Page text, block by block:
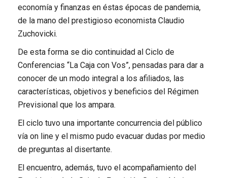
economía y finanzas en éstas épocas de pandemia,
de la mano del prestigioso economista Claudio
Zuchovicki.
De esta forma se dio continuidad al Ciclo de
Conferencias “La Caja con Vos”, pensadas para dar a
conocer de un modo integral a los afiliados, las
características, objetivos y beneficios del Régimen
Previsional que los ampara.
El ciclo tuvo una importante concurrencia del público
vía on line y el mismo pudo evacuar dudas por medio
de preguntas al disertante.
El encuentro, además, tuvo el acompañamiento del